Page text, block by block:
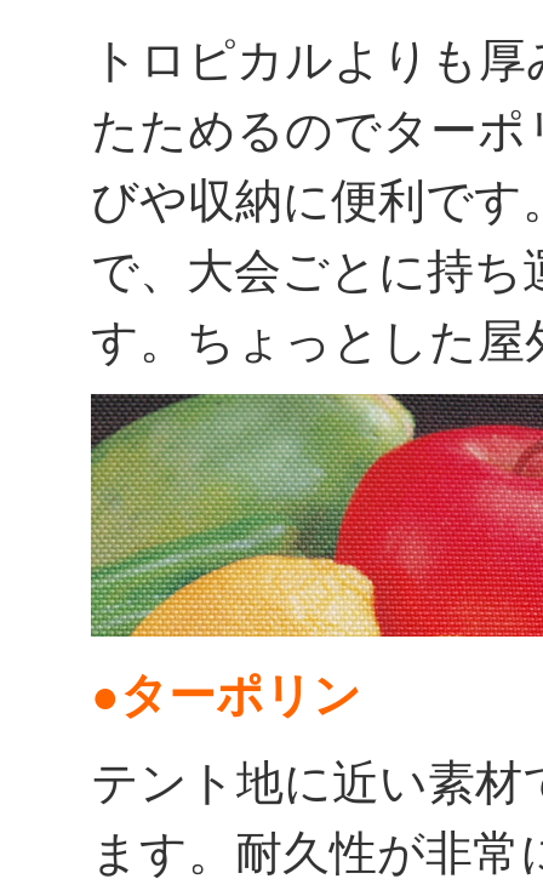
トロピカルよりも
たためるのでター
びや収納に便利です
で、大会ごとに持
す。ちょっとした
●ターポリン
テント地に近い素
ます。耐久性が非